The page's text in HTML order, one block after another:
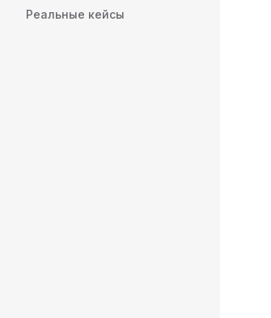
Реальные кейсы